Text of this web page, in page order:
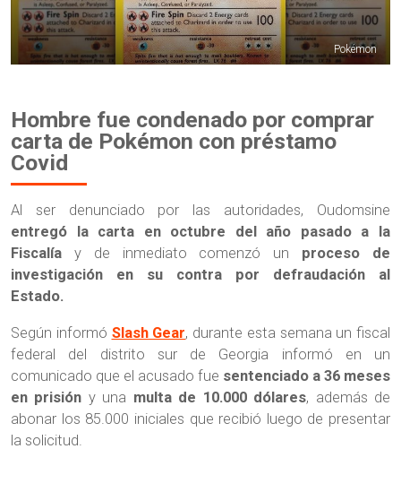
Pokémon
Hombre fue condenado por comprar
carta de Pokémon con préstamo
Covid
Al ser denunciado por las autoridades, Oudomsine
entregó la carta en octubre del año pasado a la
Fiscalía y de inmediato comenzó un proceso de
investigación en su contra por defraudación al
Estado.
Según informó Slash Gear, durante esta semana un fiscal
federal del distrito sur de Georgia informó en un
comunicado que el acusado fue sentenciado a 36 meses
en prisión y una multa de 10.000 dólares, además de
abonar los 85.000 iniciales que recibió luego de presentar
la solicitud.